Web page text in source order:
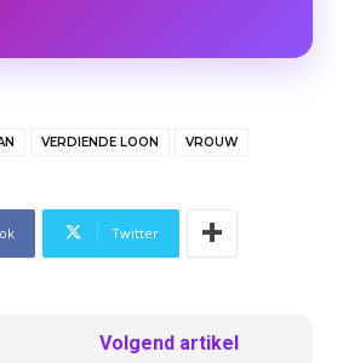
VERDIENDE LOON VROUW
Twitter
Volgend artikel